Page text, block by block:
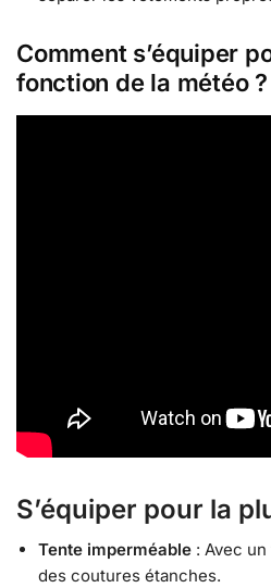
Comment s’équiper
fonction de la météo ?
S’équiper pour la
Tente imperméable : Avec
des coutures étanches.